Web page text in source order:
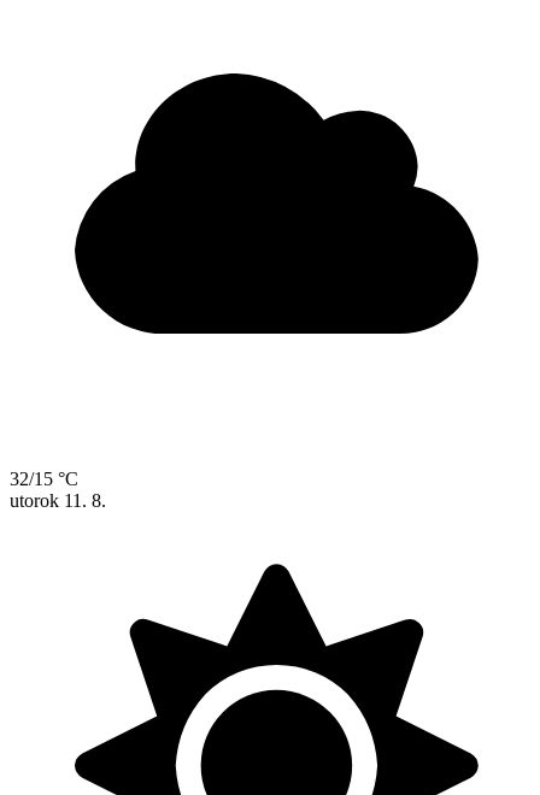
32/15 °C
utorok 11. 8.